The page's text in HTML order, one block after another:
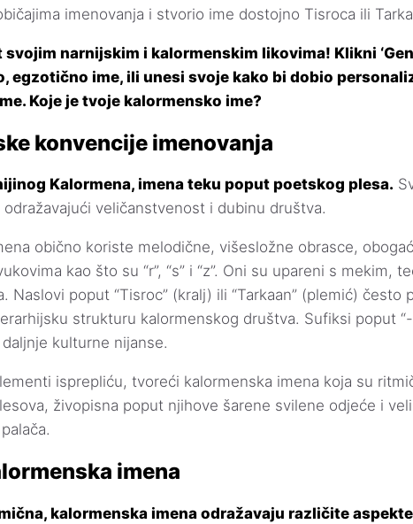
imenovanja i stvorio ime dostojno Tisroca ili
narnijskim i kalormenskim likovima! Klikni
egzotično ime, ili unesi svoje kako bi dobio
Koje je tvoje kalormensko ime?
konvencije imenovanja
Kalormena, imena teku poput poetskog plesa.
veličanstvenost i dubinu društva.
obično koriste melodične, višesložne obrasce,
kao što su “r”, “s” i “z”. Oni su upareni s mekim,
Naslovi poput “Tisroc” (kralj) ili “Tarkaan” (plemić) često
strukturu kalormenskog društva. Sufiksi poput “-
kulturne nijanse.
isprepliću, tvoreći kalormenska imena koja su
živopisna poput njihove šarene svilene odjeće i
imena
kalormenska imena odražavaju različite